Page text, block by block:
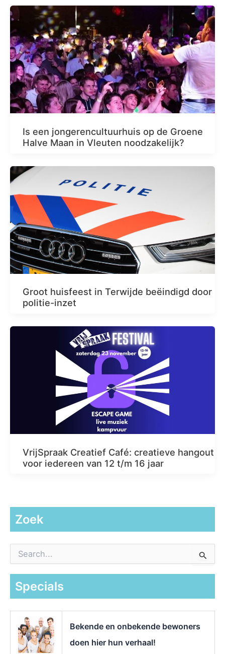
Is een jongerencultuurhuis op de Groene
Halve Maan in Vleuten noodzakelijk?
Groot huisfeest in Terwijde beëindigd door
politie-inzet
VrijSpraak Creatief Café: creatieve hangout
voor iedereen van 12 t/m 16 jaar
Zoek
a
Specials
Bekende en onbekende bewoners
doen hier hun verhaal!